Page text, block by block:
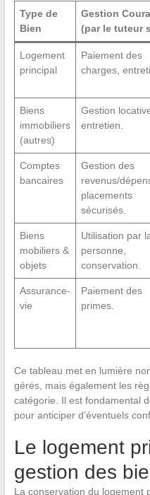
Type de
Bien
Gestion
(par le tuteur
Logement
principal
Paiement des
charges,
Biens
immobiliers
(autres)
Gestion
entretien.
Comptes
bancaires
Gestion des
revenus/
placements
sécurisés.
Biens
mobiliers &
objets
Utilisation par
personne,
conservation.
Assurance-
vie
Paiement des
primes.
Ce tableau met en lumière
gérés, mais également les
catégorie. Il est fondamental
pour anticiper d’éventuels
Le logement
gestion des
La conservation du logement